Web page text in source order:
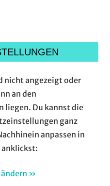
nicht angezeigt oder
an den
liegen. Du kannst die
ganz
anpassen in
anklickst:
»